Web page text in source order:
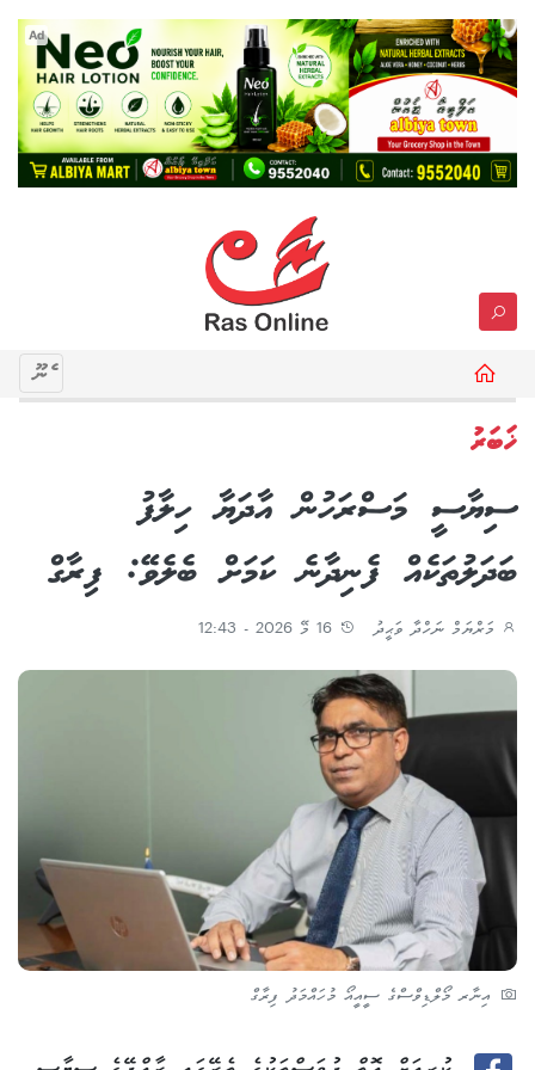
Ad
މެނޫ
ޚަބަރު
ސިޔާސީ މަސްރަހުން އާދަޔާ ހިލާފު
ބަދަލުތަކެއް ފެނިދާނެ ކަމަށް ބެލެވޭ: ފިރާގް
މަރްޔަމް ނަހްދާ ވަޙީދު
އިނާރ މޯލްޑިވްސްގެ ސީއީއޯ މުހައްމަދު ފިރާގް